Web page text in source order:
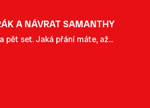
A NÁVRAT SAMANTHY
pět set. Jaká přání máte, až...